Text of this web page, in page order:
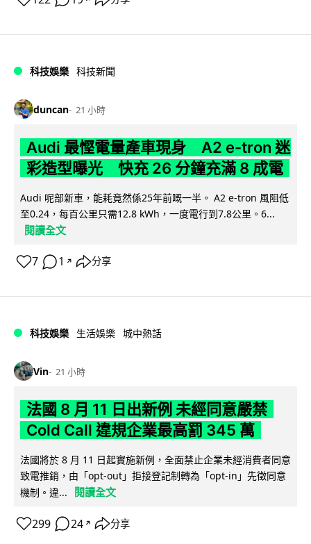
科技娛樂 科技新聞
duncan 21 小時
Audi 最慳電量產車現身 A2 e-tron 迷
彩造型曝光 快充 26 分鐘充滿 8 成電
Audi 呢部新車，能耗竟然係25年前嘅一半。 A2 e-tron 風阻低
至0.24，每百公里只需12.8 kWh，一度電行到7.8公里。6...
閱讀全文
7 1 ↗ 分享
科技娛樂 生活娛樂 城中熱話
Vin 21 小時
法國 8 月 11 日出新例 未經同意嚴禁
Cold Call 違規企業最高罰 345 萬
法國將於 8 月 11 日起實施新例，全面禁止企業未經消費者同意
致電推銷，由「opt-out」拒接登記制轉為「opt-in」先徵同意
機制。違...
閱讀全文
299 24 ↗ 分享